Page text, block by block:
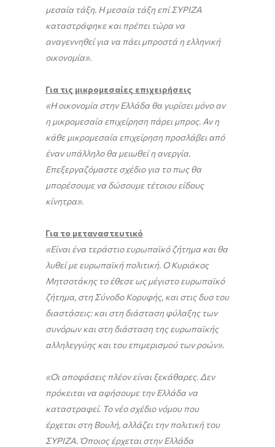
μεσαία τάξη. Η μεσαία τάξη επί ΣΥΡΙΖΑ
καταστράφηκε και πρέπει τώρα να
αναγεννηθεί για να πάει μπροστά η ελληνική
οικονομία».
Για τις μικρομεσαίες επιχειρήσεις
«Η οικονομία στην Ελλάδα θα γυρίσει μόνο αν
η μικρομεσαία επιχείρηση πάρει μπρος. Αν η
κάθε μικρομεσαία επιχείρηση προσλάβει από
έναν υπάλληλο θα μειωθεί η ανεργία.
Επεξεργαζόμαστε σχέδιο για το πως θα
μπορέσουμε να δώσουμε τέτοιου είδους
κίνητρα».
Για το μεταναστευτικό
«Είναι ένα τεράστιο ευρωπαϊκό ζήτημα και θα
λυθεί με ευρωπαϊκή πολιτική. Ο Κυριάκος
Μητσοτάκης το έθεσε ως μέγιστο ευρωπαϊκό
ζήτημα, στη Σύνοδο Κορυφής, και στις δυο του
διαστάσεις: και στη διάσταση φύλαξης των
συνόρων και στη διάσταση της ευρωπαϊκής
αλληλεγγύης και του επιμερισμού των ροών».
«Οι αποφάσεις πλέον είναι ξεκάθαρες. Δεν
πρόκειται να αφήσουμε την Ελλάδα να
καταστραφεί. Το νέο σχέδιο νόμου που
έρχεται στη Βουλή, αλλάζει την πολιτική του
ΣΥΡΙΖΑ. Όποιος έρχεται στην Ελλάδα